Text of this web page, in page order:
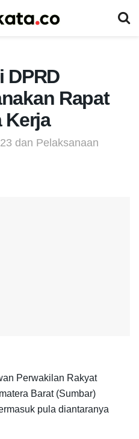
DPRD
Rapat
Kerja
dan Pelaksanaan
Perwakilan Rakyat
Barat (Sumbar)
pula diantaranya